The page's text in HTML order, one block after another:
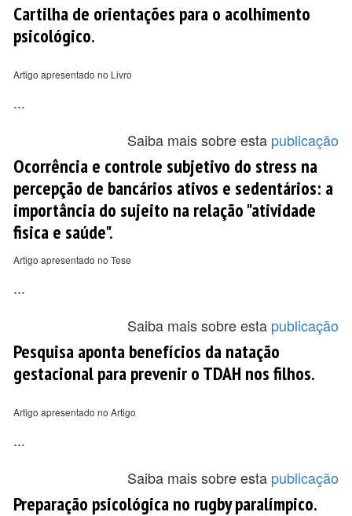
Cartilha de orientações para o acolhimento
psicológico.
Artigo apresentado no Livro
...
Saiba mais sobre esta publicação
Ocorrência e controle subjetivo do stress na
percepção de bancários ativos e sedentários: a
importância do sujeito na relação "atividade
fisica e saúde".
Artigo apresentado no Tese
...
Saiba mais sobre esta publicação
Pesquisa aponta benefícios da natação
gestacional para prevenir o TDAH nos filhos.
Artigo apresentado no Artigo
...
Saiba mais sobre esta publicação
Preparação psicológica no rugby paralímpico.